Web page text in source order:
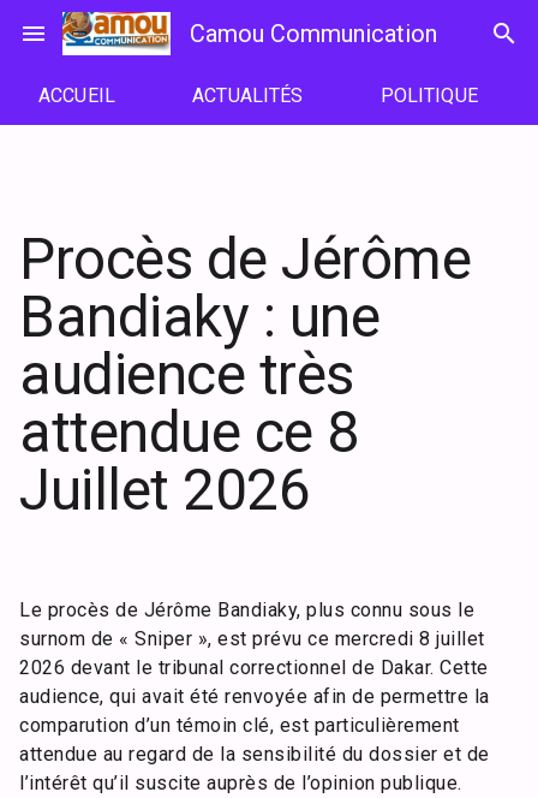
menu Camou Communication search
ACCUEIL ACTUALITÉS POLITIQUE
Procès de Jérôme
Bandiaky : une
audience très
attendue ce 8
Juillet 2026
Le procès de Jérôme Bandiaky, plus connu sous le
surnom de « Sniper », est prévu ce mercredi 8 juillet
2026 devant le tribunal correctionnel de Dakar. Cette
audience, qui avait été renvoyée afin de permettre la
comparution d’un témoin clé, est particulièrement
attendue au regard de la sensibilité du dossier et de
l’intérêt qu’il suscite auprès de l’opinion publique.